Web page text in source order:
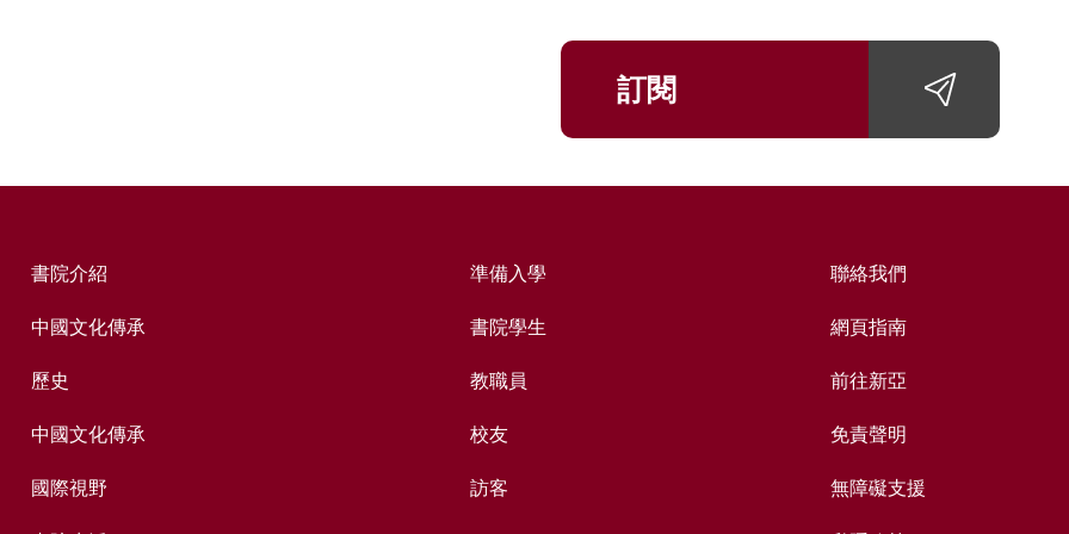
訂閱
書院介紹
中國文化傳承
歷史
中國文化傳承
國際視野
準備入學
書院學生
教職員
校友
訪客
聯絡我們
網頁指南
前往新亞
免責聲明
無障礙支援